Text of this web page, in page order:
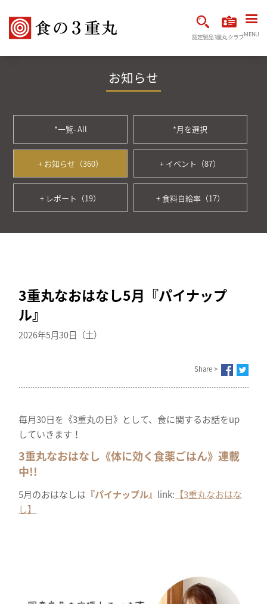
認定製品3重丸クラブMENU
お知らせ
*一覧- All *月を選択
+ お知らせ（360） + イベント（87）
+ レポート（19） + 食料自給率（17）
3重丸なおはなし5月『パイナップ
ル』
2026年5月30日（土）
Share >
毎月30日を《3重丸の日》として、食に関するお話をup
していきます！
3重丸なおはなし《体に効く食薬ごはん》連載
中!!
5月のおはなしは 『パイナップル』 link: 【3重丸なおはな
し】